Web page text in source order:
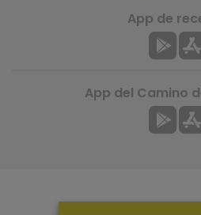
App de
App del Camino